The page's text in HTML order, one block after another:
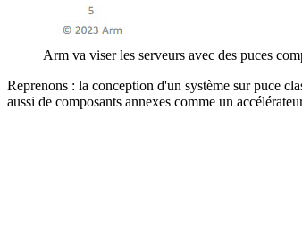
Arm va viser les serveurs avec des puces
Reprenons : la conception d'un système sur puce
aussi de composants annexes comme un